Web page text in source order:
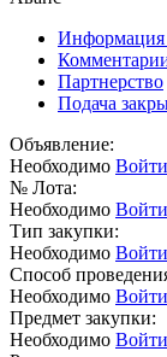
Информация
Партнерство
Подача
Объявление:
Необходимо Войти
№ Лота:
Необходимо Войти
Тип закупки:
Необходимо Войти
Способ
Необходимо Войти
Предмет закупки:
Необходимо Войти